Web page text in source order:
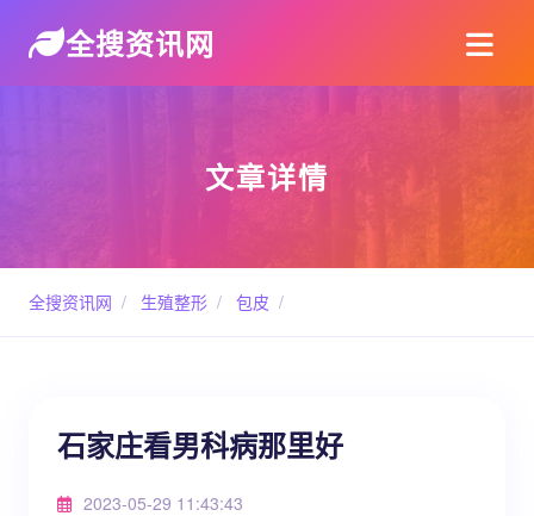
全搜资讯网
文章详情
全搜资讯网 / 生殖整形 / 包皮 /
石家庄看男科病那里好
2023-05-29 11:43:43